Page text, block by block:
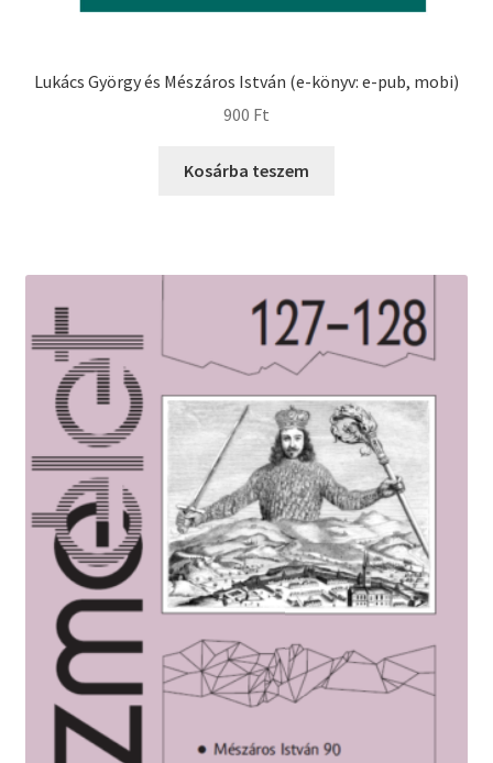
Lukács György és Mészáros István (e-könyv: e-pub, mobi)
900 Ft
Kosárba teszem